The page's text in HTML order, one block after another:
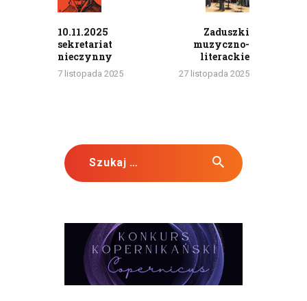
10.11.2025
sekretariat
nieczynny
7 listopada 2025
Zaduszki
muzyczno-
literackie
27 listopada 2025
Szukaj: